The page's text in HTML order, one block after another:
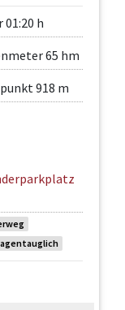
01:20 h
65 hm
918 m